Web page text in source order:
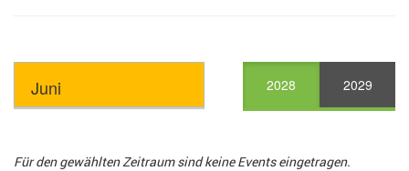
2028 2029
Für den gewählten Zeitraum sind keine Events eingetragen.